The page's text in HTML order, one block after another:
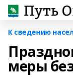
К сведению
меры